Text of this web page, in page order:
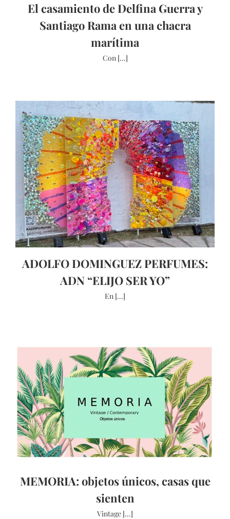
El casamiento de Delfina Guerra y
Santiago Rama en una chacra
marítima
Con [...]
ADOLFO DOMINGUEZ PERFUMES:
ADN “ELIJO SER YO”
En [...]
MEMORIA: objetos únicos, casas que
sienten
Vintage [...]